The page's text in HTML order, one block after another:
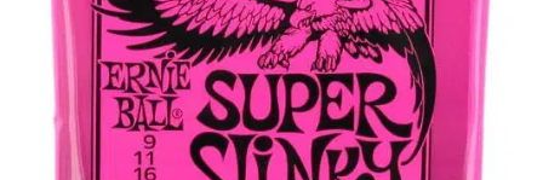
Monitorizare In-Ear
Pickup-uri, platane & accesorii
Playere si Recordere
Procesoare si efecte
Shockmount